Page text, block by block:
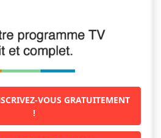
VOUS GRATUITEMENT
!